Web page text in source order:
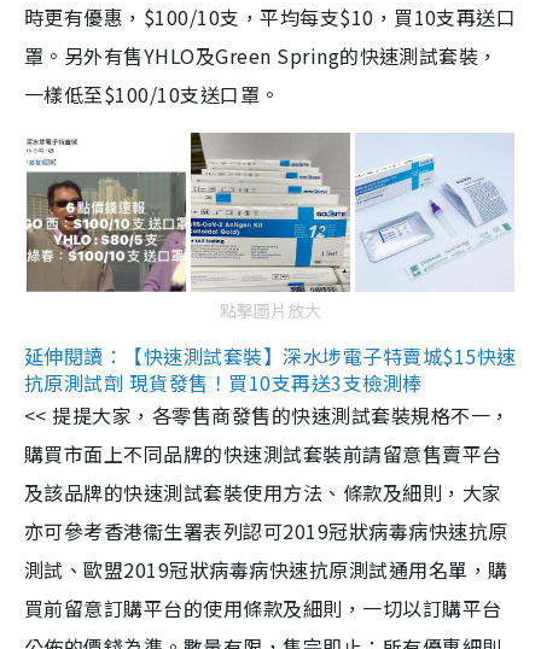
時更有優惠，$100/10支，平均每支$10，買10支再送口
罩。另外有售YHLO及Green Spring的快速測試套裝，
一樣低至$100/10支送口罩。
點擊圖片放大
延伸閱讀：【快速測試套裝】深水埗電子特賣城$15快速
抗原測試劑 現貨發售！買10支再送3支檢測棒
<< 提提大家，各零售商發售的快速測試套裝規格不一，
購買市面上不同品牌的快速測試套裝前請留意售賣平台
及該品牌的快速測試套裝使用方法、條款及細則，大家
亦可參考香港衞生署表列認可2019冠狀病毒病快速抗原
測試、歐盟2019冠狀病毒病快速抗原測試通用名單，購
買前留意訂購平台的使用條款及細則，一切以訂購平台